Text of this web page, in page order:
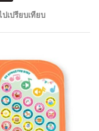
ปเปรียบเทียบ